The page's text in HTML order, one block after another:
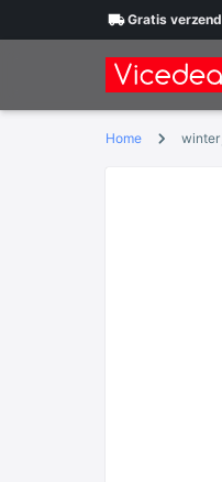
Gratis
Home